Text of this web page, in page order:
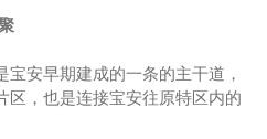
安早期建成的一条的主干道，
区，也是连接宝安往原特区内的